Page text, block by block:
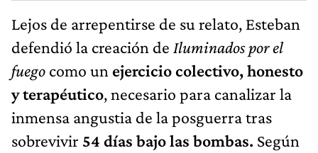
Lejos de arrepentirse de su relato, Esteban
defendió la creación de Iluminados por el
fuego como un ejercicio colectivo, honesto
y terapéutico, necesario para canalizar la
inmensa angustia de la posguerra tras
sobrevivir 54 días bajo las bombas. Según